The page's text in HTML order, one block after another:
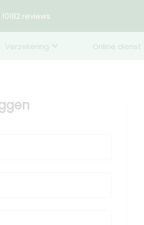
reviews
Verzekering Online dienst